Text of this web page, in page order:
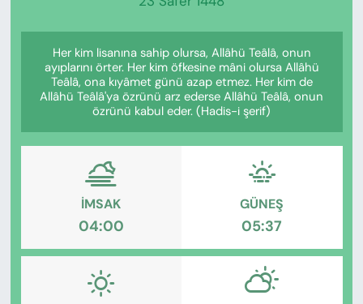
Her kim lisanına sahip olursa, Allâhü Teâlâ, onun
ayıplarını örter. Her kim öfkesine mâni olursa Allâhü
Teâlâ, ona kıyâmet günü azap etmez. Her kim de
Allâhü Teâlâ'ya özrünü arz ederse Allâhü Teâlâ, onun
özrünü kabul eder. (Hadis-i şerif)
İMSAK
04:00
GÜNEŞ
05:37
EĞİTİM
KADIN
SAĞLIK
KÜLTÜR-SANAT
ÖZEL HABER
Haber Arşivi